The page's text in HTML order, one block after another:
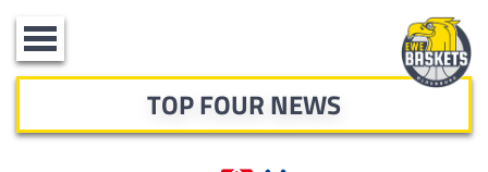
Toggle
navigation
TOP FOUR NEWS